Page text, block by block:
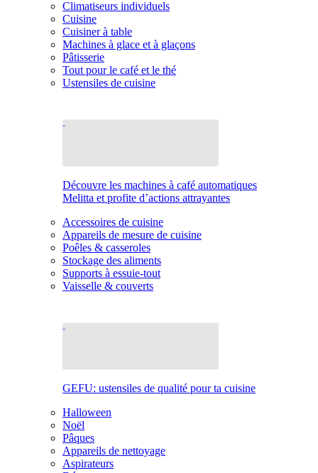
Climatiseurs individuels
Cuisine
Cuisiner à table
Machines à glace et à glaçons
Pâtisserie
Tout pour le café et le thé
Ustensiles de cuisine
Découvre les machines à café automatiques
Melitta et profite d’actions attrayantes
Accessoires de cuisine
Appareils de mesure de cuisine
Poêles & casseroles
Stockage des aliments
Supports à essuie-tout
Vaisselle & couverts
GEFU: ustensiles de qualité pour ta cuisine
Halloween
Noël
Pâques
Appareils de nettoyage
Aspirateurs